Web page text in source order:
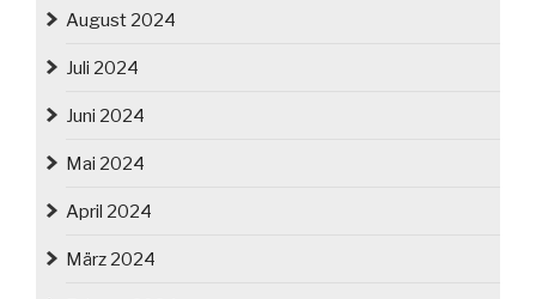
August 2024
Juli 2024
Juni 2024
Mai 2024
April 2024
März 2024